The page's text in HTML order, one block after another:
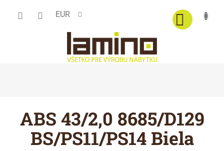
EUR
ABS 43/2,0 8685/D129
BS/PS11/PS14 Biela